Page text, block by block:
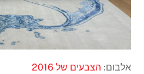
אלבום: הצבעים של 2016